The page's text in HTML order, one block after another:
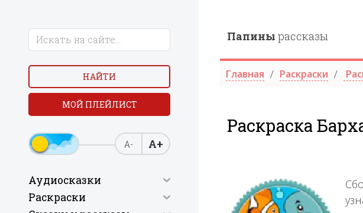
НАЙТИ
МОЙ ПЛЕЙЛИСТ
А- А+
Аудиосказки
Раскраски
Папины рассказы
Главная Раскраски
Раскраска